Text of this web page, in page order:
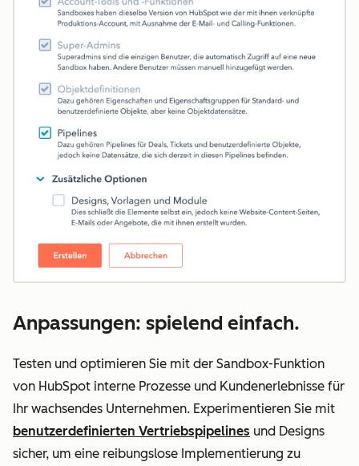
Anpassungen: spielend einfach.
Testen und optimieren Sie mit der Sandbox-Funktion
von HubSpot interne Prozesse und Kundenerlebnisse für
Ihr wachsendes Unternehmen. Experimentieren Sie mit
benutzerdefinierten Vertriebspipelines und Designs
sicher, um eine reibungslose Implementierung zu